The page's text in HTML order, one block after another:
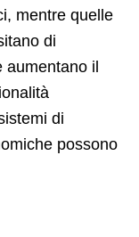
mentre quelle
di
aumentano il
di
possono